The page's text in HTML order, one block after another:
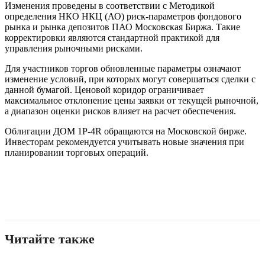
Изменения проведены в соответствии с Методикой
определения НКО НКЦ (АО) риск-параметров фондового
рынка и рынка депозитов ПАО Московская Биржа. Такие
корректировки являются стандартной практикой для
управления рыночными рисками.
Для участников торгов обновленные параметры означают
изменение условий, при которых могут совершаться сделки с
данной бумагой. Ценовой коридор ограничивает
максимальное отклонение цены заявки от текущей рыночной,
а диапазон оценки рисков влияет на расчет обеспечения.
Облигации ДОМ 1P-4R обращаются на Московской бирже.
Инвесторам рекомендуется учитывать новые значения при
планировании торговых операций.
Читайте также